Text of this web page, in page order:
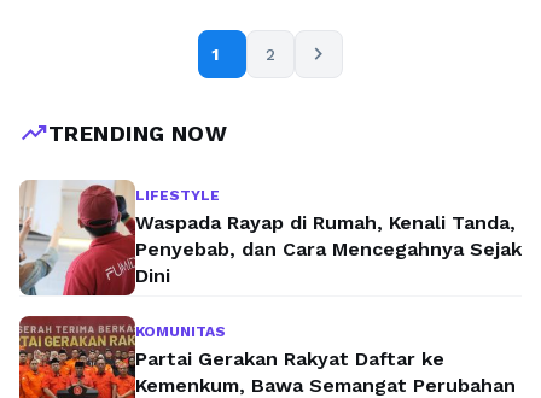
dikunjungi berikut ini. Akses untuk menuju ke Bandung juga
bisa ditempuh dengan sangat …
Baca Selengkapnya
1 2 chevron_right
trending_upTRENDING NOW
LIFESTYLE
Waspada Rayap di Rumah, Kenali Tanda,
Penyebab, dan Cara Mencegahnya Sejak
Dini
KOMUNITAS
Partai Gerakan Rakyat Daftar ke
Kemenkum, Bawa Semangat Perubahan